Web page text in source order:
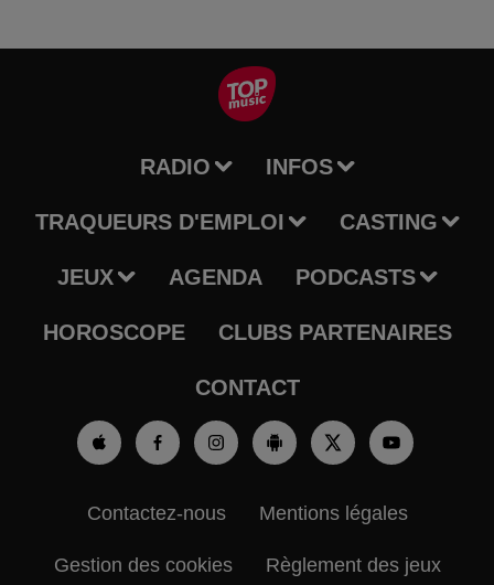
RADIO INFOS
TRAQUEURS D'EMPLOI CASTING
JEUX AGENDA PODCASTS
HOROSCOPE CLUBS PARTENAIRES
CONTACT
Contactez-nous Mentions légales
Gestion des cookies Règlement des jeux